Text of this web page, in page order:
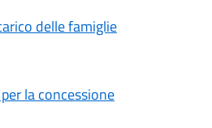
delle famiglie
la concessione